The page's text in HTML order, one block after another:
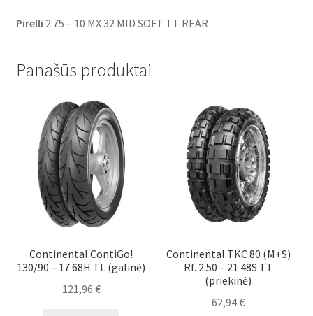
Pirelli 2.75 – 10 MX 32 MID SOFT TT REAR
Panašūs produktai
Continental ContiGo!
130/90 – 17 68H TL (galinė)
121,96 €
Continental TKC 80 (M+S)
Rf. 2.50 – 21 48S TT
(priekinė)
62,94€